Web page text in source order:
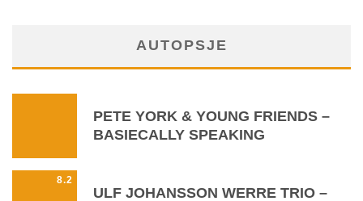
AUTOPSJE
PETE YORK & YOUNG FRIENDS –
BASIECALLY SPEAKING
8.2
ULF JOHANSSON WERRE TRIO –